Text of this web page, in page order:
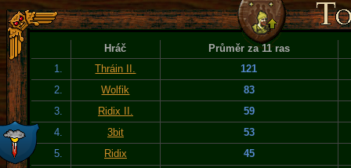
Hráč
Průměr za 11 ras
1.
Thráin II.
121
2.
Wolfik
83
3.
Ridix II.
59
4.
3bit
53
5.
Ridix
45